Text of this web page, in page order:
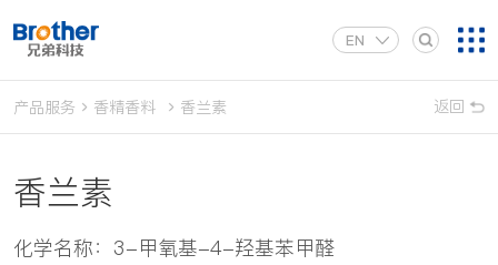
EN
产品服务 香精香料 香兰素 返回
香兰素
化学名称：3-甲氧基-4-羟基苯甲醛